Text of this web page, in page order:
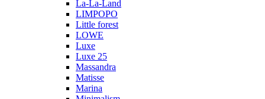
La-La-Land
LIMPOPO
Little forest
LOWE
Luxe
Luxe 25
Massandra
Matisse
Marina